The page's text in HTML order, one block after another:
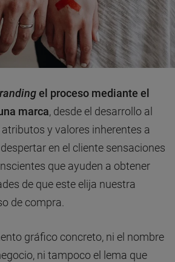
el proceso mediante el
marca, desde el desarrollo al
y valores inherentes a
en el cliente sensaciones
que ayuden a obtener
de que este elija nuestra
de compra.
gráfico concreto, ni el nombre
ni tampoco el lema que